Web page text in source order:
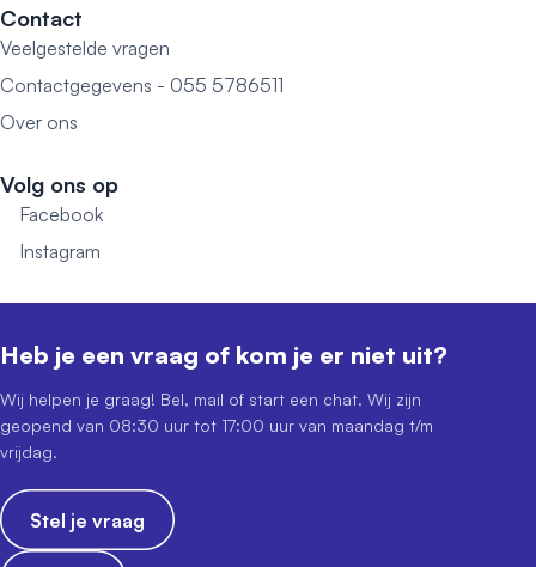
Contact
Veelgestelde vragen
Contactgegevens - 055 5786511
Over ons
Volg ons op
Facebook
Instagram
Heb je een vraag of kom je er niet uit?
Wij helpen je graag! Bel, mail of start een chat. Wij zijn
geopend van 08:30 uur tot 17:00 uur van maandag t/m
vrijdag.
Stel je vraag